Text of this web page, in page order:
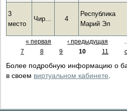
3
место
Чир... 4
Республика
Марий Эл
« первая ‹ предыдущая
7
8 9 10 11
Более подробную информацию о
в своем виртуальном кабинете